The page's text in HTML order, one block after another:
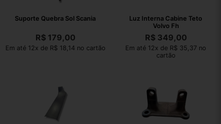
Suporte Quebra Sol Scania
R$179,00
Em até 12x de R$ 18,14 no cartão
Luz Interna Cabine Teto
Volvo Fh
R$349,00
Em até 12x de R$ 35,37 no
cartão